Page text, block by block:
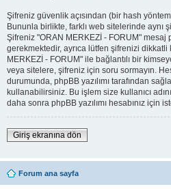
Şifreniz güvenlik açısından (bir hash
Bununla birlikte, farklı web sitelerinde aynı
Şifreniz "ORAN MERKEZİ - FORUM" mesaj
gerekmektedir, ayrıca lütfen şifrenizi
MERKEZİ - FORUM" ile bağlantılı bir
veya sitelere, şifreniz için soru sormayın.
durumunda, phpBB yazılımı tarafından
kullanabilirsiniz. Bu işlem size kullanıcı
daha sonra phpBB yazılımı hesabınız için
Giriş ekranına dön
Forum ana sayfa